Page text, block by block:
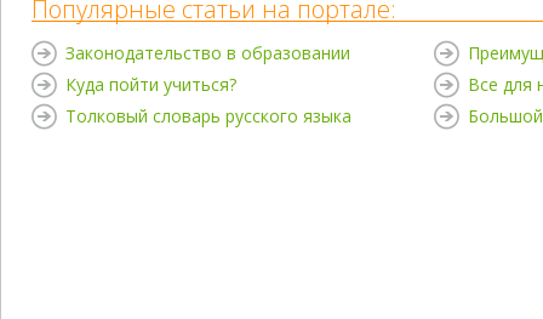
Популярные статьи на портале:
Законодательство в образовании
Куда пойти учиться?
Толковый словарь русского языка
Все для
Большой